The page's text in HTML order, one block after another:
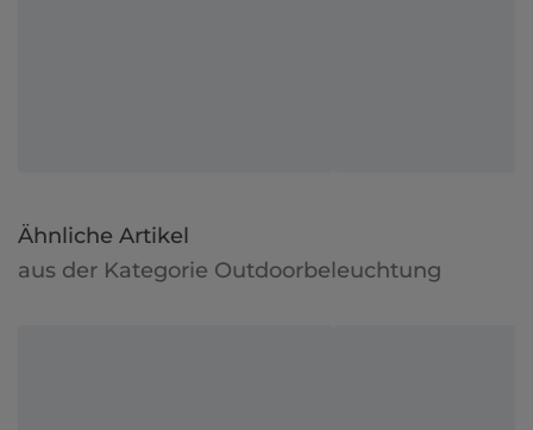
Ähnliche Artikel
aus der Kategorie Outdoorbeleuchtung